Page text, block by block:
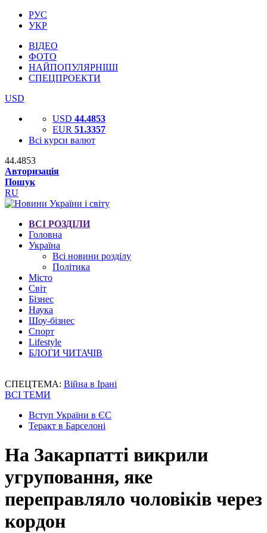
РУС
УКР
ВІДЕО
ФОТО
НАЙПОПУЛЯРНІШІ
СПЕЦПРОЕКТИ
USD
USD 44.4853
EUR 51.3357
Всі курси валют
44.4853
Авторизація
Пошук
RU
ВСІ РОЗДІЛИ
Головна
Україна
Всі новини розділу
Політика
Місто
Світ
Бізнес
Наука
Шоу-бізнес
Спорт
Lifestyle
БЛОГИ ЧИТАЧІВ
СПЕЦТЕМА: Війна в Ірані
ВСІ ТЕМИ
Вступ України в ЄС
Теракт в Барселоні
На Закарпатті викрили
угруповання, яке
переправляло чоловіків через
кордон